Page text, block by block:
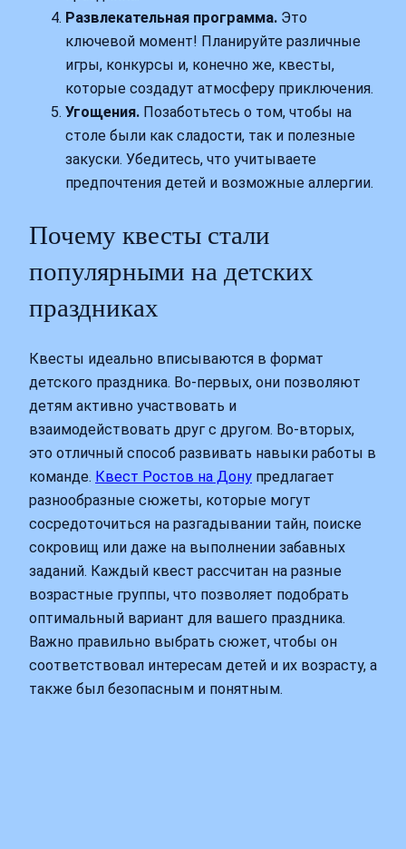
Развлекательная программа. Это
ключевой момент! Планируйте различные
игры, конкурсы и, конечно же, квесты,
которые создадут атмосферу приключения.
Угощения. Позаботьтесь о том, чтобы на
столе были как сладости, так и полезные
закуски. Убедитесь, что учитываете
предпочтения детей и возможные аллергии.
Почему квесты стали
популярными на детских
праздниках
Квесты идеально вписываются в формат
детского праздника. Во-первых, они позволяют
детям активно участвовать и
взаимодействовать друг с другом. Во-вторых,
это отличный способ развивать навыки работы в
команде. Квест Ростов на Дону предлагает
разнообразные сюжеты, которые могут
сосредоточиться на разгадывании тайн, поиске
сокровищ или даже на выполнении забавных
заданий. Каждый квест рассчитан на разные
возрастные группы, что позволяет подобрать
оптимальный вариант для вашего праздника.
Важно правильно выбрать сюжет, чтобы он
соответствовал интересам детей и их возрасту, а
также был безопасным и понятным.